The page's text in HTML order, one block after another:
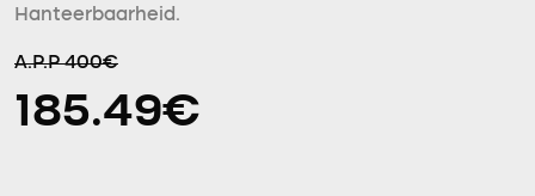
Hanteerbaarheid.
A.P.P 400€
185.49€